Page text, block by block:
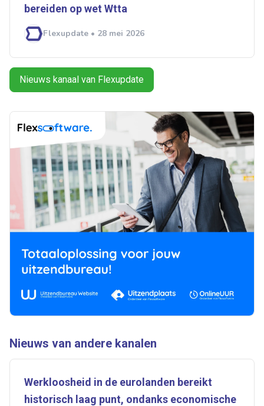
bereiden op wet ­­Wtta
Flexupdate • 28 mei 2026
Nieuws kanaal van Flexupdate
Nieuws van andere kanalen
Werkloosheid in de eurolanden bereikt
historisch laag punt, ondanks economische